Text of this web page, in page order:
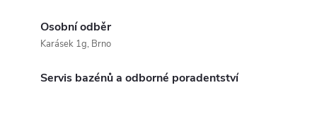
Osobní odběr
Karásek 1g, Brno
Servis bazénů a odborné poradentství